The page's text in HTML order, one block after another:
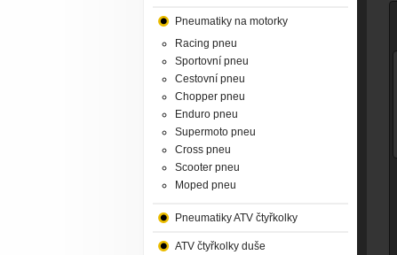
Pneumatiky na motorky
Racing pneu
Sportovní pneu
Cestovní pneu
Chopper pneu
Enduro pneu
Supermoto pneu
Cross pneu
Scooter pneu
Moped pneu
Pneumatiky ATV čtyřkolky
ATV čtyřkolky duše